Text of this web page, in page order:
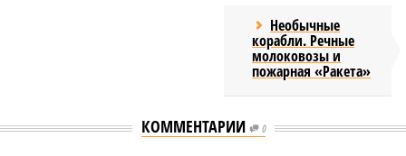
Необычные
корабли. Речные
молоковозы и
пожарная «Ракета»
КОММЕНТАРИИ 0